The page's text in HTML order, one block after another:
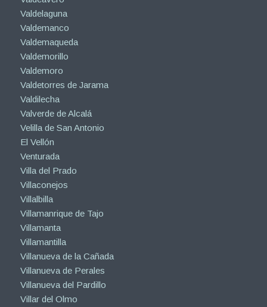
Valdelaguna
Valdemanco
Valdemaqueda
Valdemorillo
Valdemoro
Valdetorres de Jarama
Valdilecha
Valverde de Alcalá
Velilla de San Antonio
El Vellón
Venturada
Villa del Prado
Villaconejos
Villalbilla
Villamanrique de Tajo
Villamanta
Villamantilla
Villanueva de la Cañada
Villanueva de Perales
Villanueva del Pardillo
Villar del Olmo